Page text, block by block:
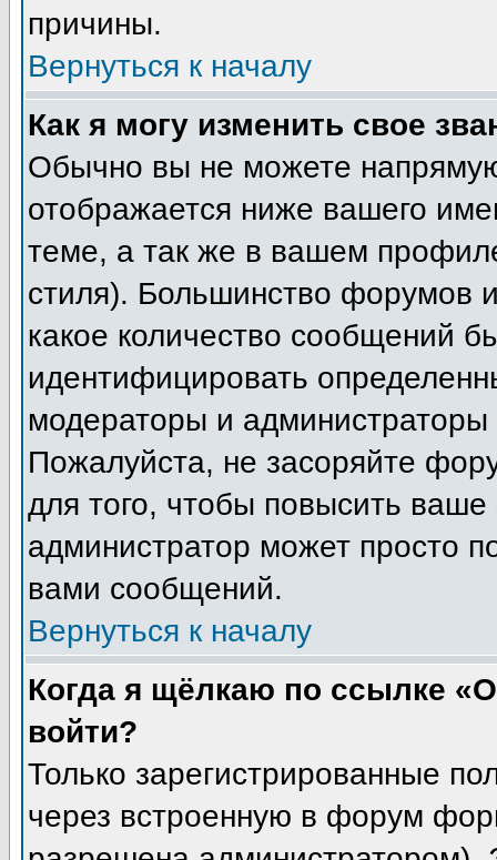
причины.
Вернуться к началу
Как я могу изменить свое
Обычно вы не можете
отображается ниже вашего
теме, а так же в вашем
стиля). Большинство форумов
какое количество сообщений
идентифицировать
модераторы и
Пожалуйста, не засоряйте
для того, чтобы повысить
администратор может просто
вами сообщений.
Вернуться к началу
Когда я щёлкаю по ссылке
войти?
Только зарегистрированные
через встроенную в форум